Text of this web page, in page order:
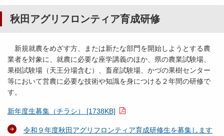
秋田アグリフロンティア育成研修
新規就農をめざす方、または新たな部門を開始しようとする農
業者を対象に、就農に必要な座学講義のほか、県の農業試験場、
果樹試験場（天王分場含む）、畜産試験場、かづの果樹センター
等において営農に必要な技術や知識を身につける２年間の研修で
す。
新年度生募集（チラシ） [1738KB]
令和９年度秋田アグリフロンティア育成研修生を募集します